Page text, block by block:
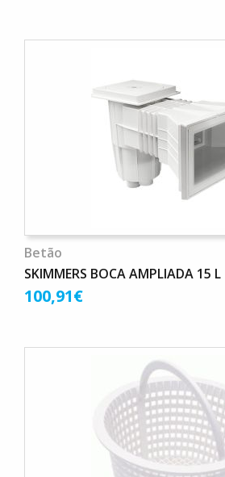
Betão
SKIMMERS BOCA AMPLIADA 15 L
100,91€